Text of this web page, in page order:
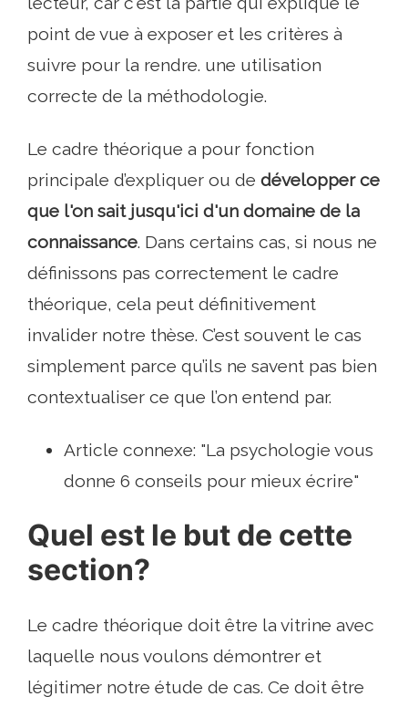
point de vue à exposer et les critères à
suivre pour la rendre. une utilisation
correcte de la méthodologie.
Le cadre théorique a pour fonction
principale d’expliquer ou de développer ce
que l'on sait jusqu'ici d'un domaine de la
connaissance. Dans certains cas, si nous ne
définissons pas correctement le cadre
théorique, cela peut définitivement
invalider notre thèse. C’est souvent le cas
simplement parce qu’ils ne savent pas bien
contextualiser ce que l’on entend par.
Article connexe: "La psychologie vous
donne 6 conseils pour mieux écrire"
Quel est le but de cette
section?
Le cadre théorique doit être la vitrine avec
laquelle nous voulons démontrer et
légitimer notre étude de cas. Ce doit être